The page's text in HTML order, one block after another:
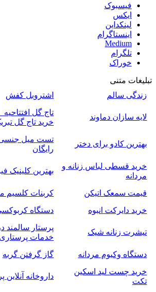
فیسبوک
ایکس
لینکداین
اینستاگرام
Medium
تلگرام
خوراک
تبلیغات متنی
زندگی سالم
اشتروبل کفش
لایه سازان دماوند
تاج گل افتتاحیه
خرید تاج گل
بهترین کادو برای دختر
تست میل جنسی
رایگان
خرید قسطی لباس زنانه و
مردانه
بهترین کلینیک
قیمت سمعک اتیکن
کربنات کلسیم مش
خرید دایرکت انبوه
دستگاه
تیشرت زنانه شیک
پرستار
خدمات پرستاری
دستگاه وکیوم مردانه
گاز گرفتن گربه
خرید چست لید اسکین
تکت
داروخانه آنلاین